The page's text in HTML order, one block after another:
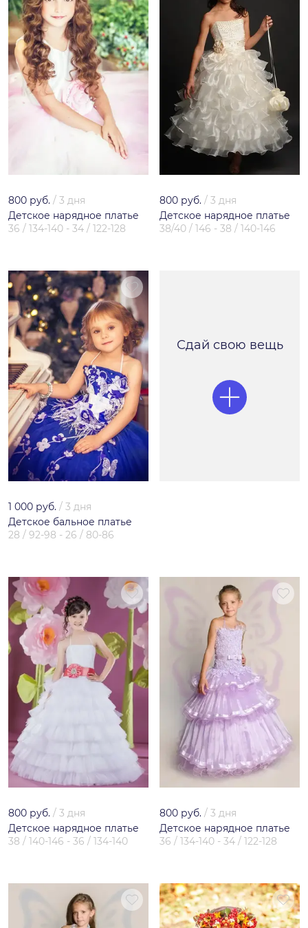
800 руб. / 3 дня
Детское нарядное платье
36 / 134-140 - 34 / 122-128
800 руб. / 3 дня
Детское нарядное платье
38/40 / 146 - 38 / 140-146
1 000 руб. / 3 дня
Детское бальное платье
28 / 92-98 - 26 / 80-86
Сдай свою вещь
800 руб. / 3 дня
Детское нарядное платье
38 / 140-146 - 36 / 134-140
800 руб. / 3 дня
Детское нарядное платье
36 / 134-140 - 34 / 122-128